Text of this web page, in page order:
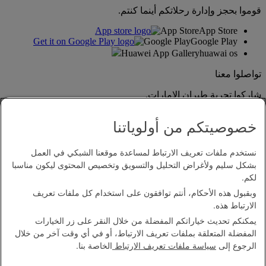
قوموا بحجز وإدارة رحلاتكم أينما كنتم.
App StoreApp Store
Google PlayGoogle Play
Huawei App Galleryhuawai os
تواصلوا معنا
شاركوا تجربة طيران الإمارات.
بيان إمكانية الدخول
اتصل بنا
سياسة الخصوصية
الشروط والأحكام
سياسة ملفات تعريف الارتباط
خصوصيتكم من أولوياتنا
نستخدم ملفات تعريف الارتباط لمساعدة موقعنا الشبكي في العمل
بشكل سليم ولأغراض التحليل والتسويق وتخصيص المحتوى ليكون مناسبا
لكم.
وبقبول هذه الأحكام، أنتم توافقون على استخدام كل ملفات تعريف
الارتباط هذه.
يمكنكم تحديث خياراتكم المفضلة من خلال النقر على زر الخيارات
المفضلة المتعلقة بملفات تعريف الارتباط، أو في أي وقت آخر من خلال
الرجوع إلى سياسة ملفات تعريف الارتباط الخاصة بنا.